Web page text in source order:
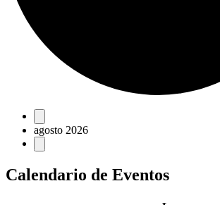
Eventos
agosto 2026
Calendario de Eventos